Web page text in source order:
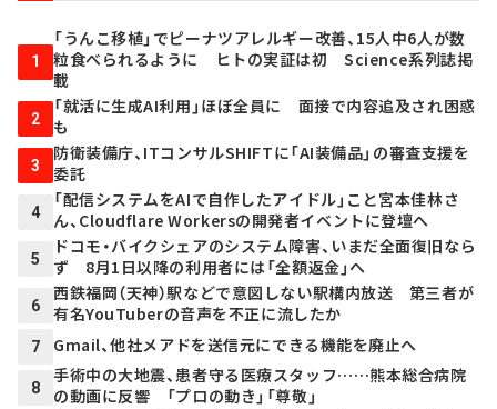
1
「うんこ移植」でピーナツアレルギー改善、15人中6人が数
粒食べられるように ヒトの実証は初 Science系列誌掲
載
2
「就活に生成AI利用」ほぼ全員に 面接で内容追及され困惑
も
3
防衛装備庁、ITコンサルSHIFTに「AI装備品」の審査支援を
委託
4
「配信システムをAIで自作したアイドル」こと宮本佳林さ
ん、Cloudflare Workersの開発者イベントに登壇へ
5
ドコモ・バイクシェアのシステム障害、いまだ全面復旧なら
ず 8月1日以降の利用者には「全額返金」へ
6
西鉄福岡（天神）駅などで意図しない駅構内放送 第三者が
有名YouTuberの音声を不正に流したか
7 Gmail、他社メアドを送信元にできる機能を廃止へ
8
手術中の大地震、患者守る医療スタッフ……熊本総合病院
の動画に反響 「プロの動き」「尊敬」